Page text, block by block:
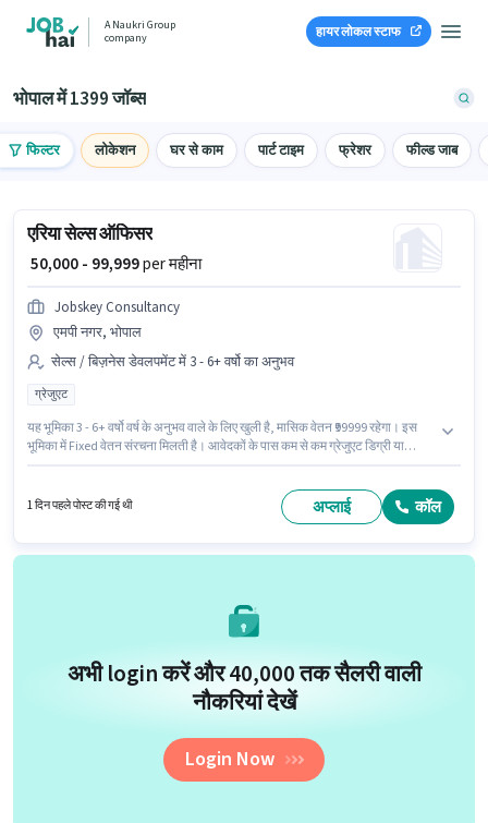
A Naukri Group
company
हायर लोकल स्टाफ
भोपाल में 1399 जॉब्स
फिल्टर लोकेशन घर से काम पार्ट टाइम फ्रेशर फील्ड जाब
एरिया सेल्स ऑफिसर
₹ 50,000 - 99,999per महीना
Jobskey Consultancy
एमपी नगर, भोपाल
सेल्स / बिज़नेस डेवलपमेंट में 3 - 6+ वर्षो का अनुभव
ग्रेजुएट
यह भूमिका 3 - 6+ वर्षो वर्ष के अनुभव वाले के लिए खुली है, मासिक वेतन ₹99999 रहेगा। इस
भूमिका में Fixed वेतन संरचना मिलती है। आवेदकों के पास कम से कम ग्रेजुएट डिग्री या
रहा है।
1 दिन पहले पोस्ट की गई थी अप्लाई कॉल
अभी login करें और ₹40,000 तक सैलरी वाली
नौकरियां देखें
Login Now